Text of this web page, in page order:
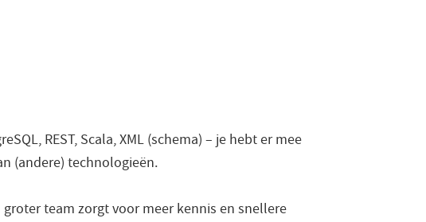
REST, Scala, XML (schema) – je hebt er mee
(andere) technologieën.
team zorgt voor meer kennis en snellere